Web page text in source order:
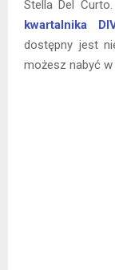
Stella Del
kwartalnika
dostępny jest
możesz nabyć